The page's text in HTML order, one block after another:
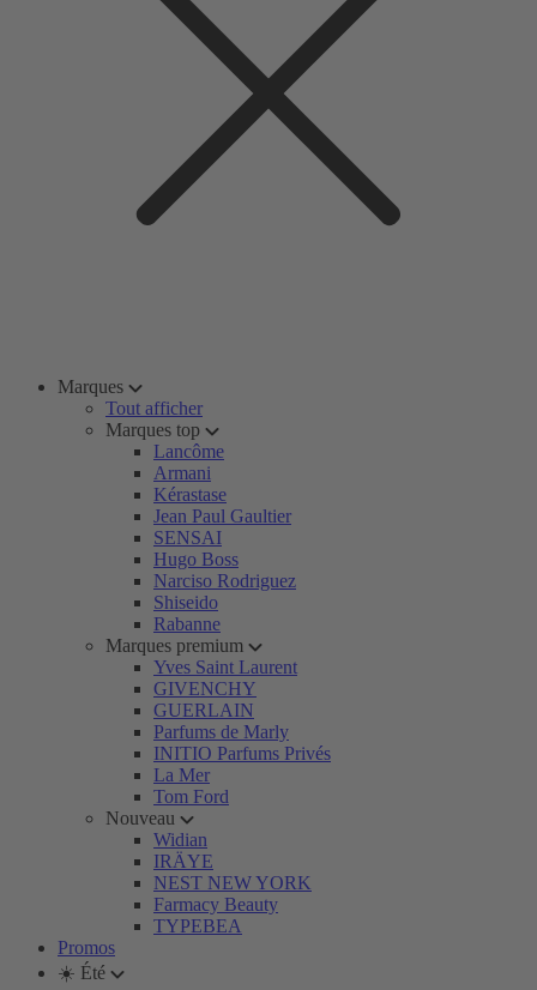
Marques
Tout afficher
Marques top
Lancôme
Armani
Kérastase
Jean Paul Gaultier
SENSAI
Hugo Boss
Narciso Rodriguez
Shiseido
Rabanne
Marques premium
Yves Saint Laurent
GIVENCHY
GUERLAIN
Parfums de Marly
INITIO Parfums Privés
La Mer
Tom Ford
Nouveau
Widian
IRÄYE
NEST NEW YORK
Farmacy Beauty
TYPEBEA
Promos
☀️ Été